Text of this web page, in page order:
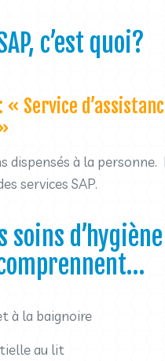
c’est quoi?
« Service
dispensés à la personne.
services SAP.
soins d’hygiène
à la baignoire
au lit